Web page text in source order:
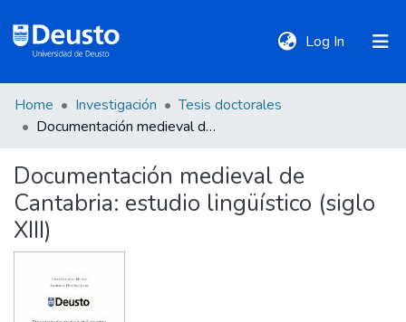
Log In (current)
DeustoTeka
Communities
&
Collections
All of DSpace
Home Investigación
Tesis doctorales
Documentación medieval de Cantabria: estudio lingüístico (siglo XIII)
Documentación medieval de
Cantabria: estudio lingüístico (siglo
XIII)